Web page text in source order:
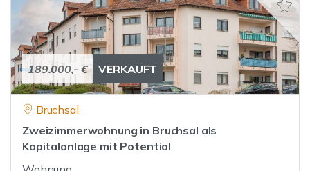
189.000,- € VERKAUFT
Bruchsal
Zweizimmerwohnung in Bruchsal als
Kapitalanlage mit Potential